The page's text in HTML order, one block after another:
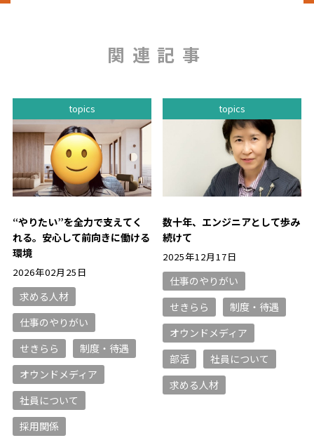
関連記事
topics
“やりたい”を全力で支えてく
れる。安心して前向きに働ける
環境
2026年02月25日
求める人材
仕事のやりがい
せきらら
制度・待遇
オウンドメディア
社員について
採用関係
topics
数十年、エンジニアとして歩み
続けて
2025年12月17日
仕事のやりがい
せきらら
制度・待遇
オウンドメディア
部活
社員について
求める人材